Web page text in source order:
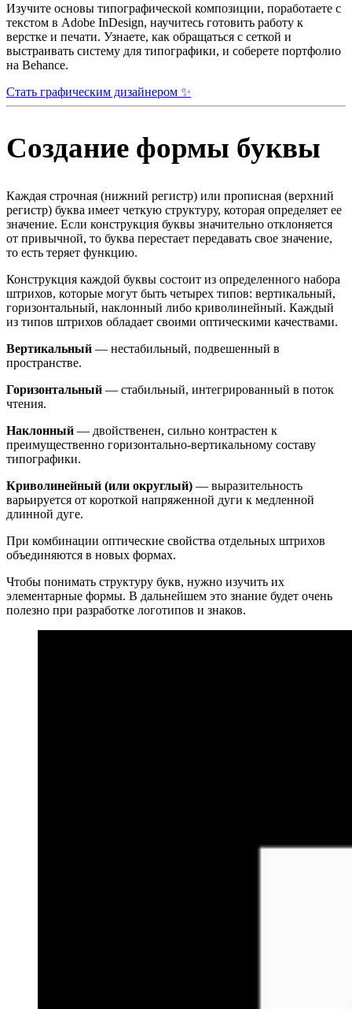
Изучите основы типографической композиции, поработаете с
текстом в Adobe InDesign, научитесь готовить работу к
верстке и печати. Узнаете, как обращаться с сеткой и
выстраивать систему для типографики, и соберете портфолио
на Behance.
Стать графическим дизайнером ✨
Создание формы буквы
Каждая строчная (нижний регистр) или прописная (верхний
регистр) буква имеет четкую структуру, которая определяет ее
значение. Если конструкция буквы значительно отклоняется
от привычной, то буква перестает передавать свое значение,
то есть теряет функцию.
Конструкция каждой буквы состоит из определенного набора
штрихов, которые могут быть четырех типов: вертикальный,
горизонтальный, наклонный либо криволинейный. Каждый
из типов штрихов обладает своими оптическими качествами.
Вертикальный — нестабильный, подвешенный в
пространстве.
Горизонтальный — стабильный, интегрированный в поток
чтения.
Наклонный — двойственен, сильно контрастен к
преимущественно горизонтально-вертикальному составу
типографики.
Криволинейный (или округлый) — выразительность
варьируется от короткой напряженной дуги к медленной
длинной дуге.
При комбинации оптические свойства отдельных штрихов
объединяются в новых формах.
Чтобы понимать структуру букв, нужно изучить их
элементарные формы. В дальнейшем это знание будет очень
полезно при разработке логотипов и знаков.